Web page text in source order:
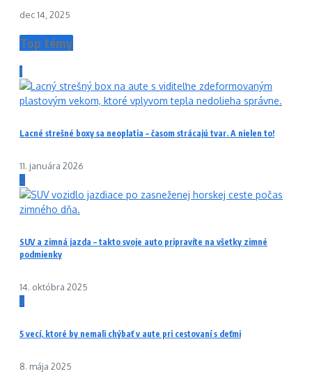
dec 14, 2025
Top témy
1
Lacné strešné boxy sa neoplatia – časom strácajú tvar. A nielen to!
11. januára 2026
2
SUV a zimná jazda – takto svoje auto pripravíte na všetky zimné
podmienky
14. októbra 2025
3
5 vecí, ktoré by nemali chýbať v aute pri cestovaní s deťmi
8. mája 2025